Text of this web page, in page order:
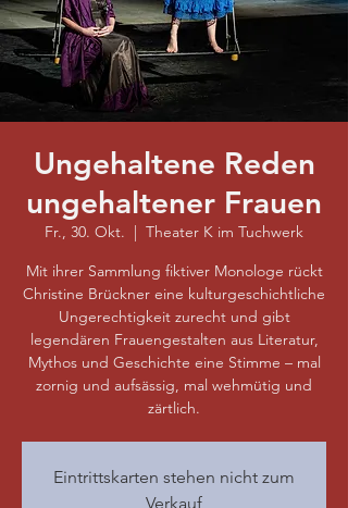
Ungehaltene Reden
ungehaltener Frauen
Fr., 30. Okt.
  |
Theater K im Tuchwerk
Mit ihrer Sammlung fiktiver Monologe rückt
Christine Brückner eine kulturgeschichtliche
Ungerechtigkeit zurecht und gibt
legendären Frauengestalten aus Literatur,
Mythos und Geschichte eine Stimme – mal
zornig und aufsässig, mal wehmütig und
zärtlich.
Eintrittskarten stehen nicht zum
Verkauf